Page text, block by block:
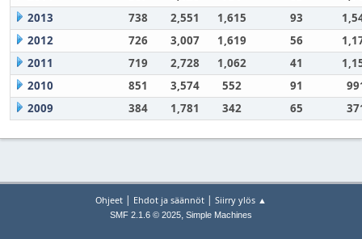
2013
738 2,551 1,615 93
2012
726 3,007 1,619 56
2011
719 2,728 1,062 41
2010
851 3,574 552 91
2009
384 1,781 342 65
Ohjeet | Ehdot ja säännöt | Siirry ylös ▲
SMF 2.1.6 © 2025, Simple Machines